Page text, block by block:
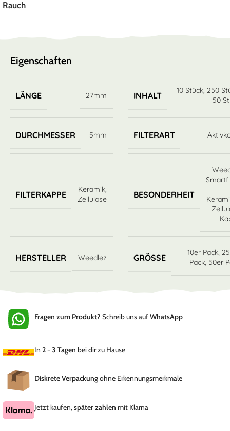
Rauch
Eigenschaften
LÄNGE 27mm INHALT 10 Stück, 250
50
DURCHMESSER 5mm FILTERART
FILTERKAPPE Keramik,
Zellulose
BESONDERHEIT
HERSTELLER Weedlez GRÖSSE 10er Pack,
Pack, 50er
Fragen zum Produkt? Schreib uns aufWhatsApp
In 2 - 3 Tagen bei dir zu Hause
Diskrete Verpackungohne Erkennungsmerkmale
Jetzt kaufen,später zahlen mit Klarna